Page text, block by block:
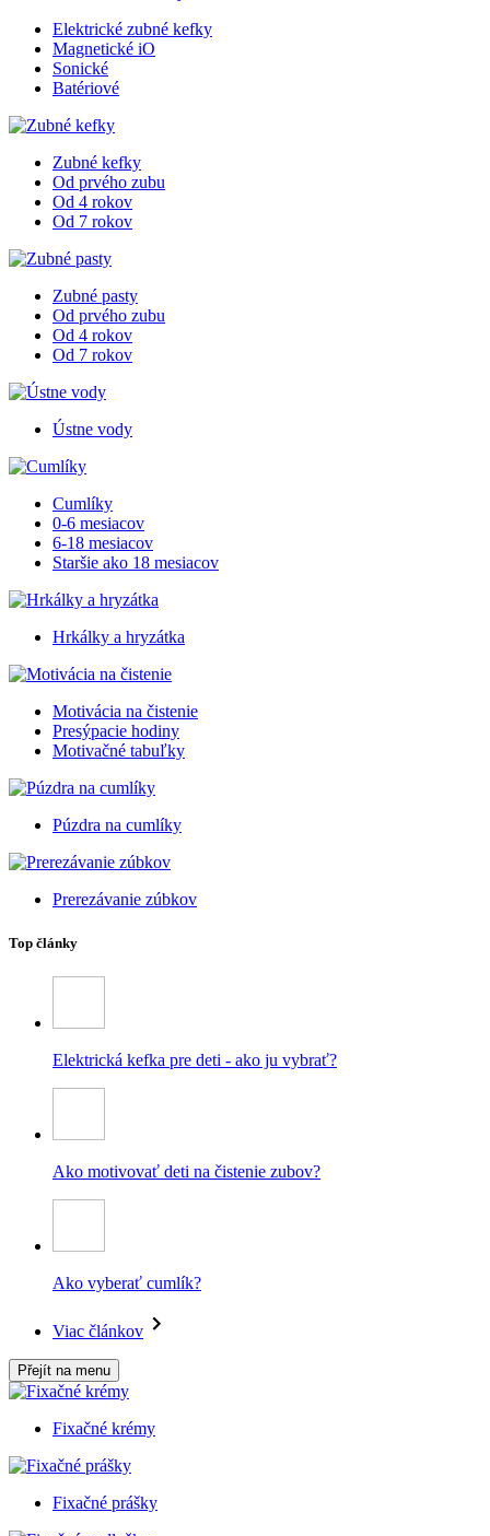
Elektrické zubné kefky
Magnetické iO
Sonické
Batériové
Zubné kefky
Od prvého zubu
Od 4 rokov
Od 7 rokov
Zubné pasty
Od prvého zubu
Od 4 rokov
Od 7 rokov
Ústne vody
Cumlíky
0-6 mesiacov
6-18 mesiacov
Staršie ako 18 mesiacov
Hrkálky a hryzátka
Motivácia na čistenie
Presýpacie hodiny
Motivačné tabuľky
Púzdra na cumlíky
Prerezávanie zúbkov
Top články
Elektrická kefka pre deti - ako ju vybrať?
Ako motivovať deti na čistenie zubov?
Ako vyberať cumlík?
Viac článkov
Přejít na menu
Fixačné krémy
Fixačné prášky